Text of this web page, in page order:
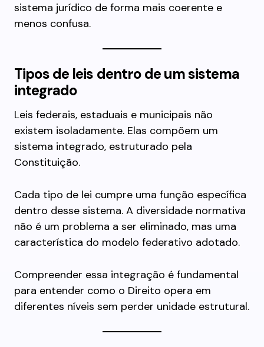
sistema jurídico de forma mais coerente e
menos confusa.
Tipos de leis dentro de um sistema
integrado
Leis federais, estaduais e municipais não
existem isoladamente. Elas compõem um
sistema integrado, estruturado pela
Constituição.
Cada tipo de lei cumpre uma função específica
dentro desse sistema. A diversidade normativa
não é um problema a ser eliminado, mas uma
característica do modelo federativo adotado.
Compreender essa integração é fundamental
para entender como o Direito opera em
diferentes níveis sem perder unidade estrutural.